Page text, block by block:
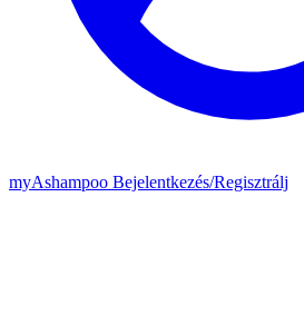
myAshampoo Bejelentkezés/Regisztrálj